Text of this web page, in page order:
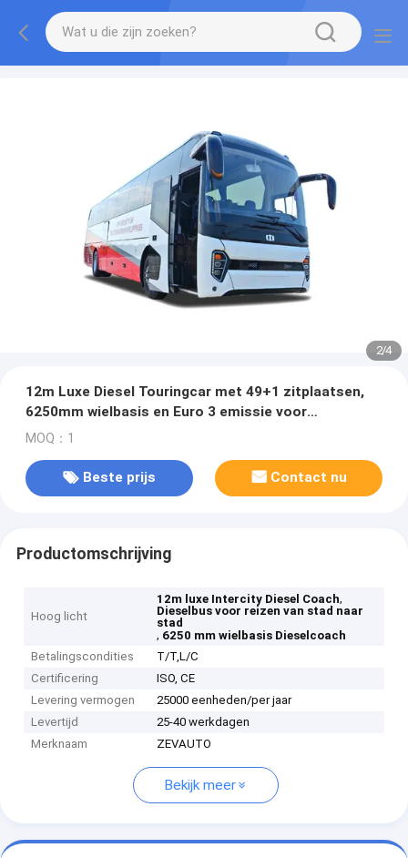
2/4
12m Luxe Diesel Touringcar met 49+1 zitplaatsen,
6250mm wielbasis en Euro 3 emissie voor
intercityvervoer
MOQ：1
Beste prijs Contact nu
Productomschrijving
Hoog licht
12m luxe Intercity Diesel Coach,
Dieselbus voor reizen van stad naar
stad
, 6250 mm wielbasis Dieselcoach
Betalingscondities
T/T,L/C
Certificering
ISO, CE
Levering vermogen
25000 eenheden/per jaar
Levertijd
25-40 werkdagen
Merknaam
ZEVAUTO
Bekijk meer